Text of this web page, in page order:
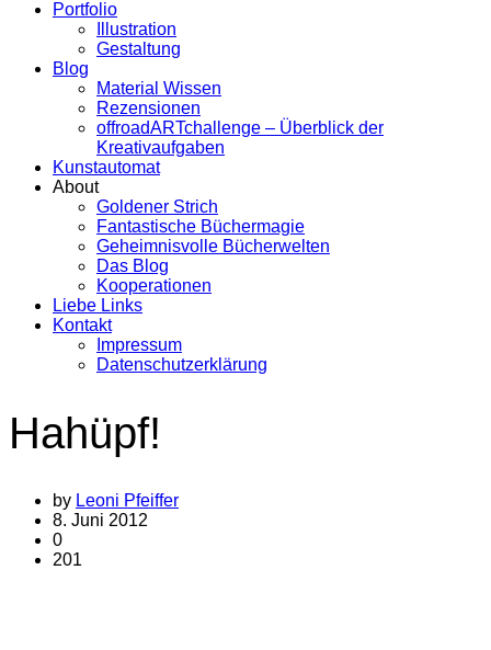
Portfolio
Illustration
Gestaltung
Blog
Material Wissen
Rezensionen
offroadARTchallenge – Überblick der
Kreativaufgaben
Kunstautomat
About
Goldener Strich
Fantastische Büchermagie
Geheimnisvolle Bücherwelten
Das Blog
Kooperationen
Liebe Links
Kontakt
Impressum
Datenschutzerklärung
Hahüpf!
by Leoni Pfeiffer
8. Juni 2012
0
201